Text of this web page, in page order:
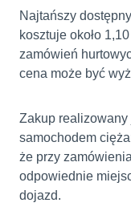
Najtańszy dostępny
kosztuje około
zamówień
cena może być
Zakup
samochodem
że przy
odpowiednie
dojazd.